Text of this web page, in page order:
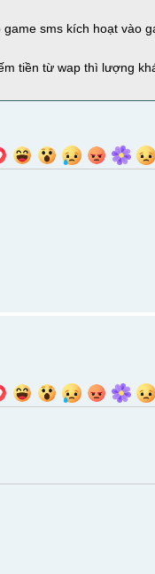
sms kích hoạt vào
tiền từ wap thì lượng